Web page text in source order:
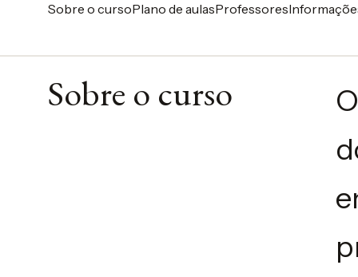
Sobre o cursoPlano de aulasProfessores
Sobre o curso